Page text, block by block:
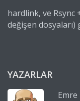
hardlink, ve Rsync
değişen
YAZARLAR